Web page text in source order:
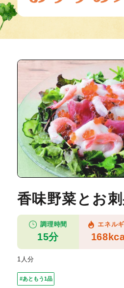
香味野菜とお
調理時間
15分
エネル
1人分
#あともう1品